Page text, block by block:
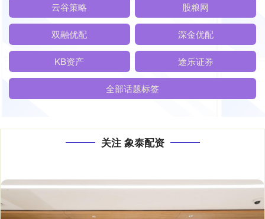
云谷策略 股粮网
双融优配 深金优配
KB资产 途乐证券
全部话题标签
关注 象泰配资